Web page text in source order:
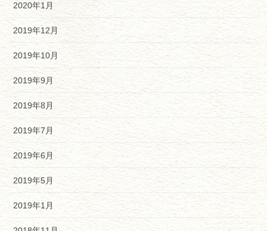
2020年1月
2019年12月
2019年10月
2019年9月
2019年8月
2019年7月
2019年6月
2019年5月
2019年1月